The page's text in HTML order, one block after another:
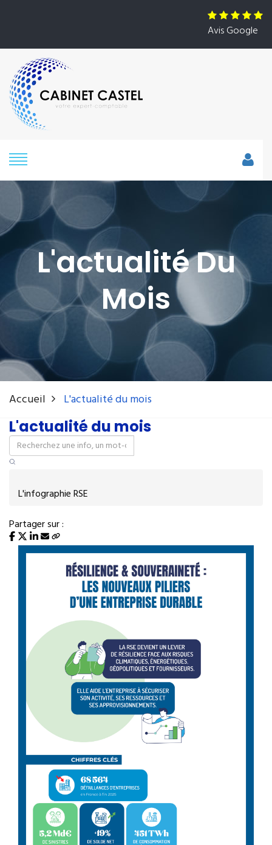
Avis Google
L'actualité Du
Mois
Accueil L'actualité du mois
L'actualité du mois
L'infographie RSE
Partager sur :